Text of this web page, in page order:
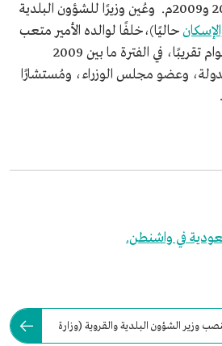
في الفترة ما بين عامي 2006 و2009م. وعُين وزيرًا للشؤون البلدية
حاليًا)،خلفًا لوالده الأمير متعب
بن عبدالعزيز مدة ستة أعوام تقريبًا، في الفترة ما بين 2009
للدولة، وعضو مجلس الوزراء، ومُستشارًا
في واشنطن.
وزير الشؤون البلدية والقروية (وزارة